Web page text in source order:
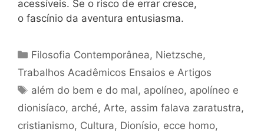
acessíveis. Se o risco de errar cresce,
o fascínio da aventura entusiasma.
Categorias
Filosofia Contemporânea, Nietzsche,
Trabalhos Acadêmicos Ensaios e Artigos
Tags
além do bem e do mal, apolíneo, apolíneo e
dionisíaco, arché, Arte, assim falava zaratustra,
cristianismo, Cultura, Dionísio, ecce homo,